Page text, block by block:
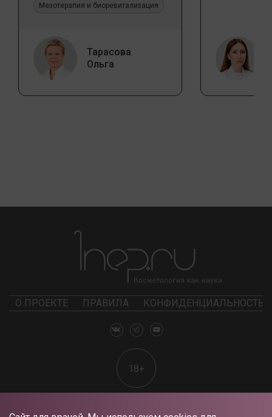
Мезотерапия и биоревитализация
Тарасова
Ольга
О ПРОЕКТЕ ПРАВИЛА КОНФИДЕНЦИАЛЬНОСТЬ
18+